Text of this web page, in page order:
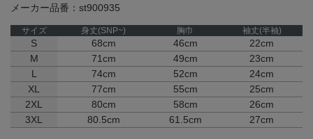
メーカー品番：st900935
サイズ 身丈(SNP~) 胸巾 袖丈(半袖)
S 68cm 46cm
22cm
M
71cm 49cm
23cm
L
74cm 52cm
24cm
XL
77cm 55cm
25cm
2XL
80cm 58cm
26cm
3XL
80.5cm 61.5cm 27cm